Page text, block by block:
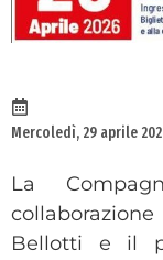
Mercoledì, 29 aprile
La
Bellotti e il